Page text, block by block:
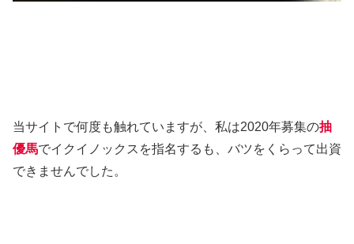
当サイトで何度も触れていますが、私は2020年募集の抽
優馬でイクイノックスを指名するも、バツをくらって出資
できませんでした。